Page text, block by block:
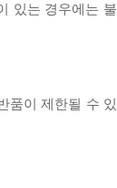
있는 경우에는 불
품이 제한될 수 있